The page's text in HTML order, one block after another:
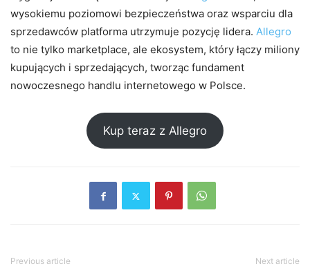
wysokiemu poziomowi bezpieczeństwa oraz wsparciu dla
sprzedawców platforma utrzymuje pozycję lidera. Allegro
to nie tylko marketplace, ale ekosystem, który łączy miliony
kupujących i sprzedających, tworząc fundament
nowoczesnego handlu internetowego w Polsce.
Kup teraz z Allegro
Previous article Next article